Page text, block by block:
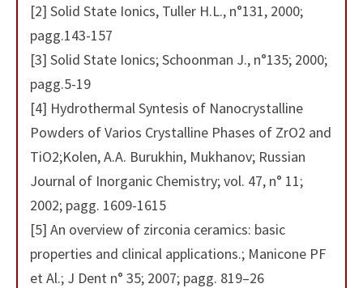
[2] Solid State Ionics, Tuller H.L., n°131, 2000;
pagg.143-157
[3] Solid State Ionics; Schoonman J., n°135; 2000;
pagg.5-19
[4] Hydrothermal Syntesis of Nanocrystalline
Powders of Varios Crystalline Phases of ZrO2 and
TiO2;Kolen, A.A. Burukhin, Mukhanov; Russian
Journal of Inorganic Chemistry; vol. 47, n° 11;
2002; pagg. 1609-1615
[5] An overview of zirconia ceramics: basic
properties and clinical applications.; Manicone PF
et Al.; J Dent n° 35; 2007; pagg. 819–26